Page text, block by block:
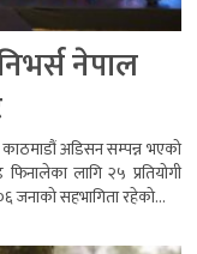
नेपाल
अडिसन सम्पन्न भएको
लागि २५ प्रतियोगी
सहभागिता रहेको...